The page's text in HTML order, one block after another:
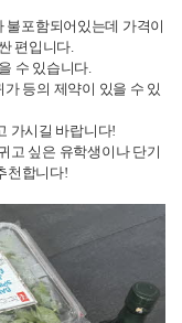
식 리스트
기